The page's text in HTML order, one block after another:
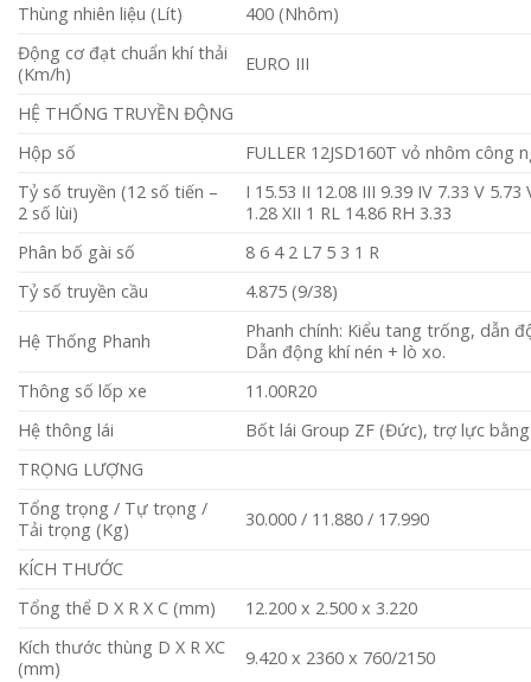
Thùng nhiên liệu (Lít)
400 (Nhôm)
Động cơ đạt chuẩn khí thải
(Km/h)
EURO III
HỆ THỐNG TRUYỀN ĐỘNG
Hộp số
FULLER 12JSD160T vỏ nhôm công
Tỷ số truyền (12 số tiến –
2 số lùi)
I 15.53 II 12.08 III 9.39 IV 7.33 V 5.73
1.28 XII 1 RL 14.86 RH 3.33
Phân bố gài số
8 6 4 2 L7 5 3 1 R
Tỷ số truyền cầu
4.875 (9/38)
Hệ Thống Phanh
Phanh chính: Kiểu tang trống, dẫn
Dẫn động khí nén + lò xo.
Thông số lốp xe
11.00R20
Hệ thông lái
Bốt lái Group ZF (Đức), trợ lực
TRỌNG LƯỢNG
Tổng trọng / Tự trọng /
Tải trọng (Kg)
30.000 / 11.880 / 17.990
KÍCH THƯỚC
Tổng thể D X R X C (mm)
12.200 x 2.500 x 3.220
Kích thước thùng D X R XC
(mm)
9.420 x 2360 x 760/2150